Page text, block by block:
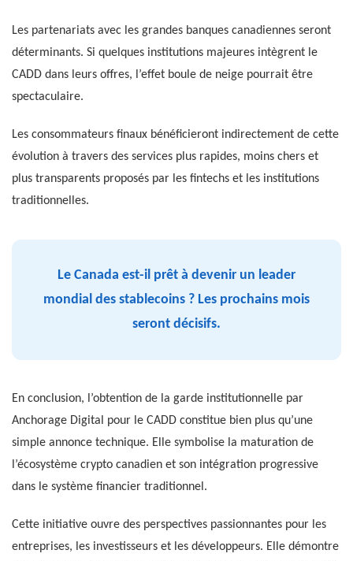
Les partenariats avec les grandes banques canadiennes seront
déterminants. Si quelques institutions majeures intègrent le
CADD dans leurs offres, l’effet boule de neige pourrait être
spectaculaire.
Les consommateurs finaux bénéficieront indirectement de cette
évolution à travers des services plus rapides, moins chers et
plus transparents proposés par les fintechs et les institutions
traditionnelles.
Le Canada est-il prêt à devenir un leader
mondial des stablecoins ? Les prochains mois
seront décisifs.
En conclusion, l’obtention de la garde institutionnelle par
Anchorage Digital pour le CADD constitue bien plus qu’une
simple annonce technique. Elle symbolise la maturation de
l’écosystème crypto canadien et son intégration progressive
dans le système financier traditionnel.
Cette initiative ouvre des perspectives passionnantes pour les
entreprises, les investisseurs et les développeurs. Elle démontre